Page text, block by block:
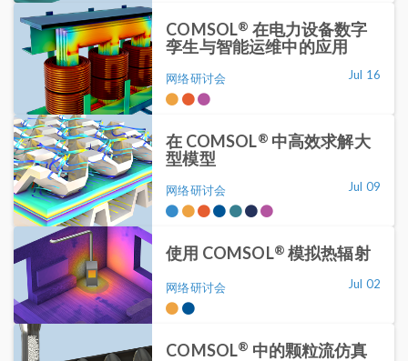
COMSOL® 在电力设备数字
孪生与智能运维中的应用
网络研讨会 Jul 16
在 COMSOL® 中高效求解大
型模型
网络研讨会 Jul 09
使用 COMSOL® 模拟热辐射
网络研讨会 Jul 02
COMSOL® 中的颗粒流仿真